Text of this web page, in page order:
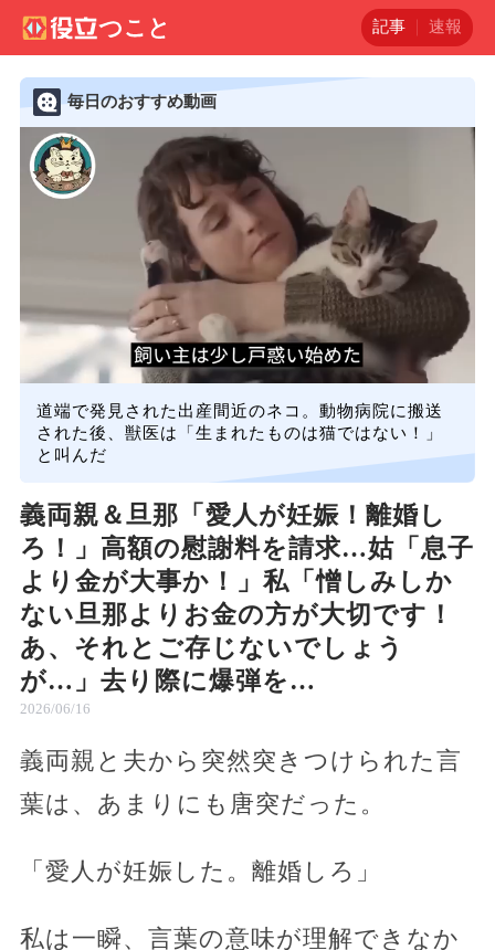
記事 速報
毎日のおすすめ動画
道端で発見された出産間近のネコ。動物病院に搬送
された後、獣医は「生まれたものは猫ではない！」
と叫んだ
義両親＆旦那「愛人が妊娠！離婚し
ろ！」高額の慰謝料を請求…姑「息子
より金が大事か！」私「憎しみしか
ない旦那よりお金の方が大切です！
あ、それとご存じないでしょう
が…」去り際に爆弾を…
2026/06/16
義両親と夫から突然突きつけられた言
葉は、あまりにも唐突だった。
「愛人が妊娠した。離婚しろ」
私は一瞬、言葉の意味が理解できなか